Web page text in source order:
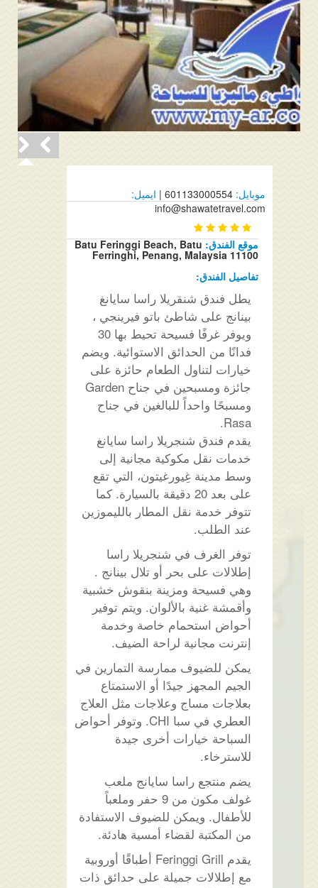
موبايل: 601133000554 |
ايميل:
info@shawatetravel.com
موقع الفندق:Batu Feringgi Beach, Batu
Ferringhi, Penang, Malaysia 11100
تفاصيل الفندق:
يطل فندق شنقريلا راسا سايانغ
بينانج على شاطئ باتو فيرينجي ،
ويوفر غرفًا فسيحة تحيط بها 30
فدانًا من الحدائق الاستوائية. ويضم
خيارات لتناول الطعام حائزة على
جائزة ومسبحين في جناح Garden
ومسبحًا واحداً للبالغين في جناح
Rasa.
يقدم فندق شنجريلا راسا سايانغ
خدمات نقل مكوكية مجانية إلى
وسط مدينة غِيورغيتون، التي تقع
على بعد 20 دقيقة بالسيارة. كما
تتوفر خدمة نقل المطار بالليموزين
عند الطلب.
توفر الغرف في شنجريلا راسا
إطلالات على بحر أو تلال بينانج .
وهي فسيحة ومزينة بنقوش خشبية
وأقمشة غنية بالألوان. ويتم توفير
أحواض استحمام خاصة وخدمة
إنترنت مجانية لراحة الضيف.
يمكن للضيوف ممارسة التمارين في
الجيم المجهز جيدًا أو الاستمتاع
بعلاجات مساج وعلاجات مثل العلاج
العطري في سبا CHI. وتوفر أحواض
السباحة خيارات أخرى جيدة
للاسترخاء.
يضم منتجع راسا سايانج ملعب
غولف مكون من 9 حفر وملعباً
للأطفال. ويمكن للضيوف الاستفادة
من المكتبة لقضاء أمسية هادئة.
يقدم Feringgi Grill أطباقًا أوروبية
مع إطلالات جميلة على حدائق ذات